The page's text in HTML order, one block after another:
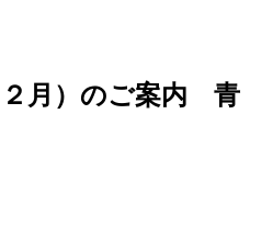
２月）のご案内 青